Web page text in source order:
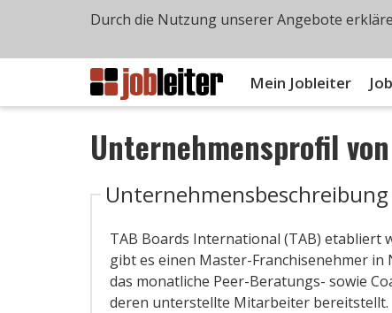
Mein Jobleiter
Unternehmensprofil von
Unternehmensbeschreibung
TAB Boards International (TAB) etabliert
gibt es einen Master-Franchisenehmer in
das monatliche Peer-Beratungs- sowie
deren unterstellte Mitarbeiter bereitstellt.
Durch die Nutzung unserer Angebote